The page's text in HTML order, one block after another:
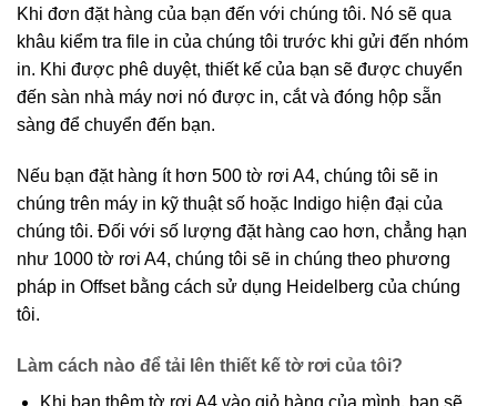
Khi đơn đặt hàng của bạn đến với chúng tôi. Nó sẽ qua
khâu kiểm tra file in của chúng tôi trước khi gửi đến nhóm
in. Khi được phê duyệt, thiết kế của bạn sẽ được chuyển
đến sàn nhà máy nơi nó được in, cắt và đóng hộp sẵn
sàng để chuyển đến bạn.
Nếu bạn đặt hàng ít hơn 500 tờ rơi A4, chúng tôi sẽ in
chúng trên máy in kỹ thuật số hoặc Indigo hiện đại của
chúng tôi. Đối với số lượng đặt hàng cao hơn, chẳng hạn
như 1000 tờ rơi A4, chúng tôi sẽ in chúng theo phương
pháp in Offset bằng cách sử dụng Heidelberg của chúng
tôi.
Làm cách nào để tải lên thiết kế tờ rơi của tôi?
Khi bạn thêm tờ rơi A4 vào giỏ hàng của mình, bạn sẽ